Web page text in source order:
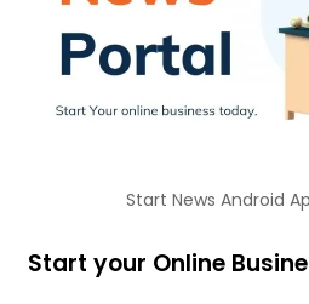
Start News Android
Start your Online